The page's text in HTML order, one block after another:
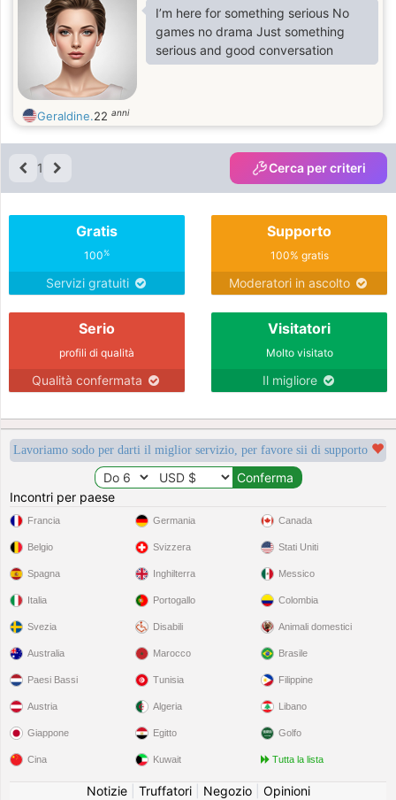
positive difference in the lives of
people I meet.
I’m here for something serious No
games no drama Just something
serious and good conversation
Geraldine.22 anni
1 Cerca per criteri
Gratis
100%
Servizi gratuiti
Supporto
100% gratis
Moderatori in ascolto
Serio
profili di qualità
Qualità confermata
Visitatori
Molto visitato
Il migliore
Lavoriamo sodo per darti il miglior servizio, per favore sii di supporto
Incontri per paese
Francia
Belgio
Spagna
Italia
Svezia
Germania
Svizzera
Inghilterra
Portogallo
Disabili
Canada
Stati Uniti
Messico
Colombia
Animali domestici
Australia
Paesi Bassi
Austria
Giappone
Cina
Marocco
Tunisia
Algeria
Egitto
Kuwait
Brasile
Filippine
Libano
Golfo
Tutta la lista
Notizie| Truffatori| Negozio| Opinioni